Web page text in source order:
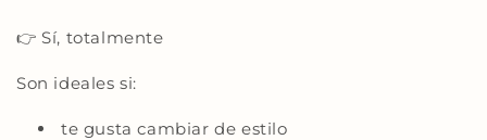
👉 Sí, totalmente
Son ideales si:
te gusta cambiar de estilo